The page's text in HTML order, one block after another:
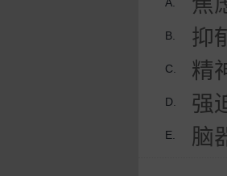
B. 抑
C. 精
D. 强
E. 脑